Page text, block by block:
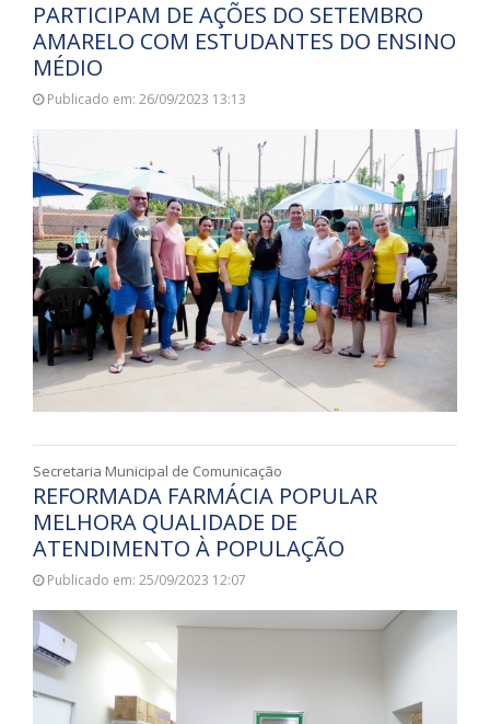
PARTICIPAM DE AÇÕES DO SETEMBRO
AMARELO COM ESTUDANTES DO ENSINO
MÉDIO
Publicado em: 26/09/2023 13:13
Secretaria Municipal de Comunicação
REFORMADA FARMÁCIA POPULAR
MELHORA QUALIDADE DE
ATENDIMENTO À POPULAÇÃO
Publicado em: 25/09/2023 12:07